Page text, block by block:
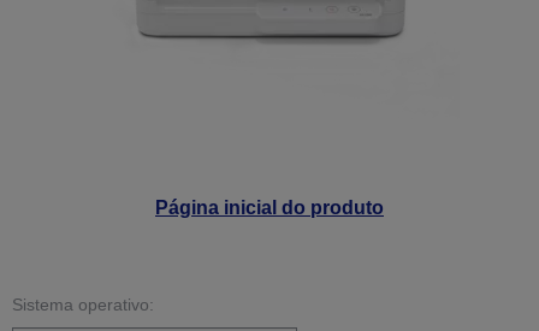
Página inicial do produto
Sistema operativo: